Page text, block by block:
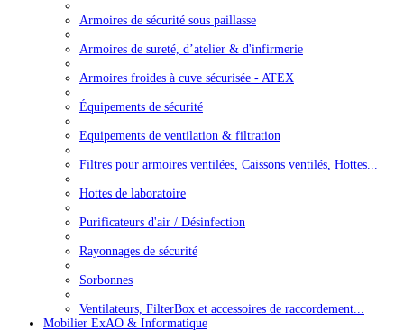
Armoires de sécurité sous paillasse
Armoires de sureté, d’atelier & d'infirmerie
Armoires froides à cuve sécurisée - ATEX
Équipements de sécurité
Equipements de ventilation & filtration
Filtres pour armoires ventilées, Caissons ventilés, Hottes...
Hottes de laboratoire
Purificateurs d'air / Désinfection
Rayonnages de sécurité
Sorbonnes
Ventilateurs, FilterBox et accessoires de raccordement...
Mobilier ExAO & Informatique